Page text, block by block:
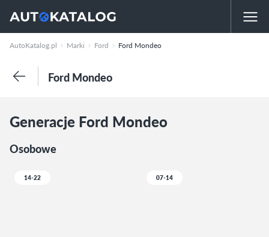
AutoKatalog.pl Marki Ford Ford Mondeo
Ford Mondeo
Generacje Ford Mondeo
Osobowe
14-22 07-14